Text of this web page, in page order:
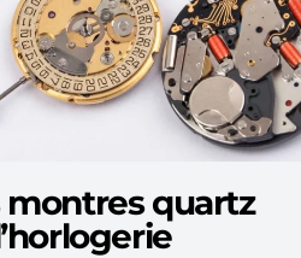
quartz